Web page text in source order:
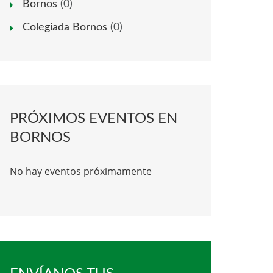
Bornos (0)
Colegiada Bornos (0)
PRÓXIMOS EVENTOS EN
BORNOS
No hay eventos próximamente